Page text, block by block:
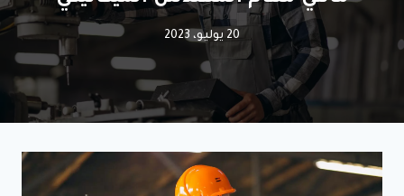
20 يوليو، 2023